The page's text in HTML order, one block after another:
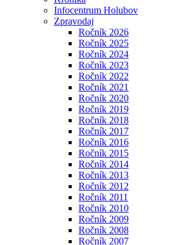
Infocentrum Holubov
Zpravodaj
Ročník 2026
Ročník 2025
Ročník 2024
Ročník 2023
Ročník 2022
Ročník 2021
Ročník 2020
Ročník 2019
Ročník 2018
Ročník 2017
Ročník 2016
Ročník 2015
Ročník 2014
Ročník 2013
Ročník 2012
Ročník 2011
Ročník 2010
Ročník 2009
Ročník 2008
Ročník 2007